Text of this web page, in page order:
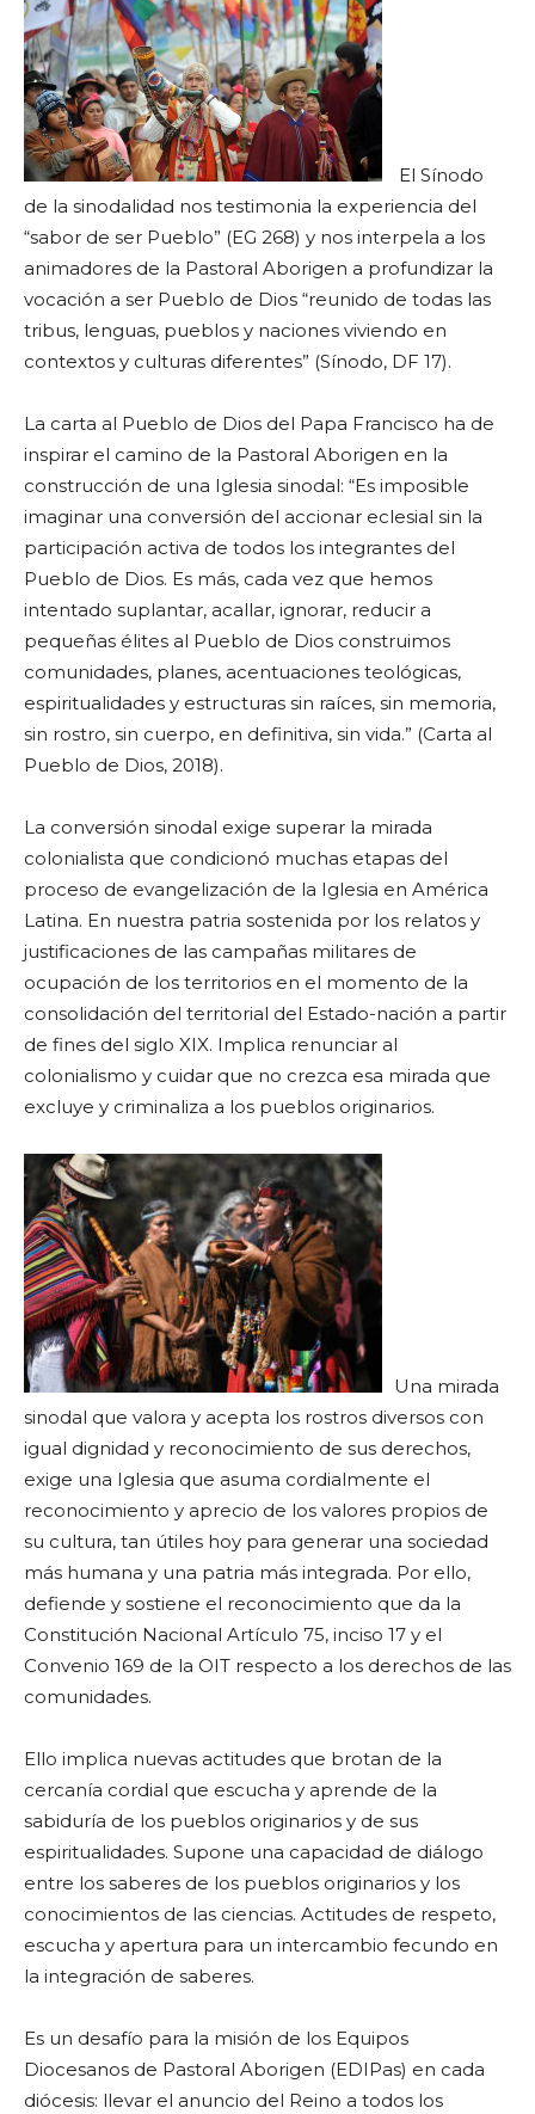
El Sínodo
de la sinodalidad nos testimonia la experiencia del
“sabor de ser Pueblo” (EG 268) y nos interpela a los
animadores de la Pastoral Aborigen a profundizar la
vocación a ser Pueblo de Dios “reunido de todas las
tribus, lenguas, pueblos y naciones viviendo en
contextos y culturas diferentes” (Sínodo, DF 17).
La carta al Pueblo de Dios del Papa Francisco ha de
inspirar el camino de la Pastoral Aborigen en la
construcción de una Iglesia sinodal: “Es imposible
imaginar una conversión del accionar eclesial sin la
participación activa de todos los integrantes del
Pueblo de Dios. Es más, cada vez que hemos
intentado suplantar, acallar, ignorar, reducir a
pequeñas élites al Pueblo de Dios construimos
comunidades, planes, acentuaciones teológicas,
espiritualidades y estructuras sin raíces, sin memoria,
sin rostro, sin cuerpo, en definitiva, sin vida.” (Carta al
Pueblo de Dios, 2018).
La conversión sinodal exige superar la mirada
colonialista que condicionó muchas etapas del
proceso de evangelización de la Iglesia en América
Latina. En nuestra patria sostenida por los relatos y
justificaciones de las campañas militares de
ocupación de los territorios en el momento de la
consolidación del territorial del Estado-nación a partir
de fines del siglo XIX. Implica renunciar al
colonialismo y cuidar que no crezca esa mirada que
excluye y criminaliza a los pueblos originarios.
Una mirada
sinodal que valora y acepta los rostros diversos con
igual dignidad y reconocimiento de sus derechos,
exige una Iglesia que asuma cordialmente el
reconocimiento y aprecio de los valores propios de
su cultura, tan útiles hoy para generar una sociedad
más humana y una patria más integrada. Por ello,
defiende y sostiene el reconocimiento que da la
Constitución Nacional Artículo 75, inciso 17 y el
Convenio 169 de la OIT respecto a los derechos de las
comunidades.
Ello implica nuevas actitudes que brotan de la
cercanía cordial que escucha y aprende de la
sabiduría de los pueblos originarios y de sus
espiritualidades. Supone una capacidad de diálogo
entre los saberes de los pueblos originarios y los
conocimientos de las ciencias. Actitudes de respeto,
escucha y apertura para un intercambio fecundo en
la integración de saberes.
Es un desafío para la misión de los Equipos
Diocesanos de Pastoral Aborigen (EDIPas) en cada
diócesis: llevar el anuncio del Reino a todos los